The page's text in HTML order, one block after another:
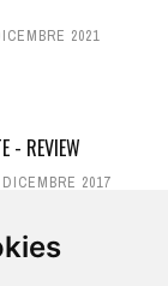
2021
- REVIEW
DICEMBRE 2017